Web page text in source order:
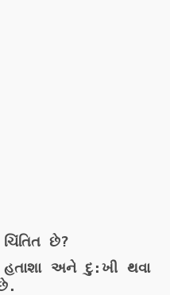
છે?
હતાશા અને દુ:ખી થવા